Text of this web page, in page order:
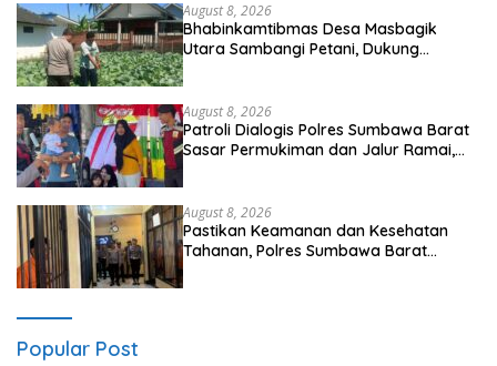
August 8, 2026
Bhabinkamtibmas Desa Masbagik
Utara Sambangi Petani, Dukung
August 8, 2026
Patroli Dialogis Polres Sumbawa Barat
Sasar Permukiman dan Jalur Ramai,
August 8, 2026
Pastikan Keamanan dan Kesehatan
Tahanan, Polres Sumbawa Barat
Popular Post